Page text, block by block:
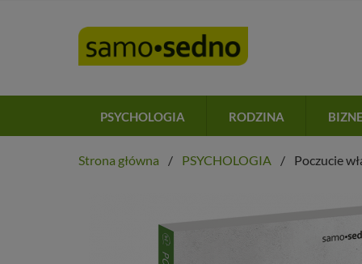
PSYCHOLOGIA RODZINA
Strona główna PSYCHOLOGIA Poczucie